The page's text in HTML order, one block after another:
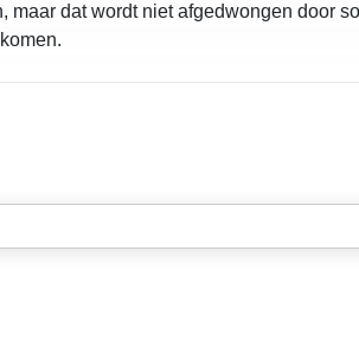
dat wordt niet afgedwongen door